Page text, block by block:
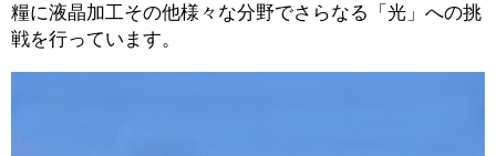
糧に液晶加工その他様々な分野でさらなる「光」への挑
戦を行っています。